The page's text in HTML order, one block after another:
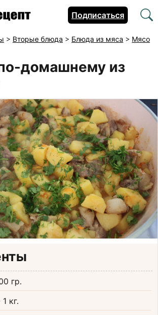
Подписаться
> Вторые блюда > Блюда из мяса > Мясо
домашнему из
гр.
1 кг.